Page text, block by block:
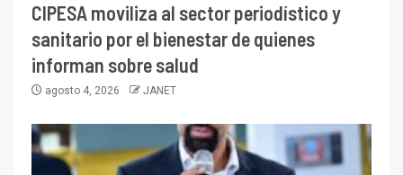
CIPESA moviliza al sector periodístico y
sanitario por el bienestar de quienes
informan sobre salud
agosto 4, 2026 JANET